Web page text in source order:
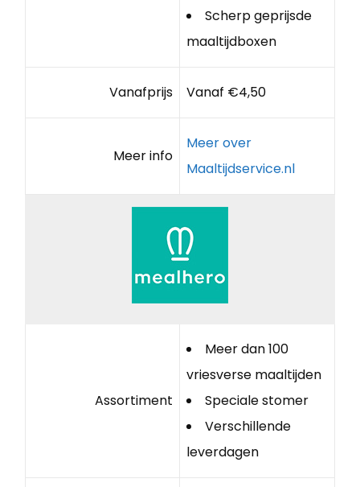
Scherp geprijsde
maaltijdboxen
Vanafprijs Vanaf €4,50
Meer info
Meer over
Maaltijdservice.nl
Assortiment
Meer dan 100
vriesverse maaltijden
Speciale stomer
Verschillende
leverdagen